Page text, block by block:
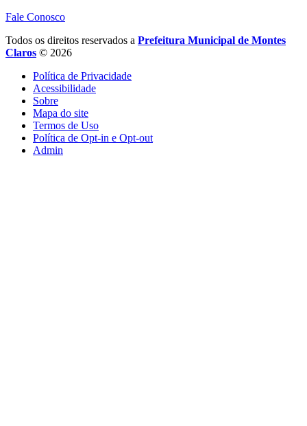
Fale Conosco
Todos os direitos reservados a Prefeitura Municipal de Montes
Claros © 2026
Política de Privacidade
Acessibilidade
Sobre
Mapa do site
Termos de Uso
Política de Opt-in e Opt-out
Admin